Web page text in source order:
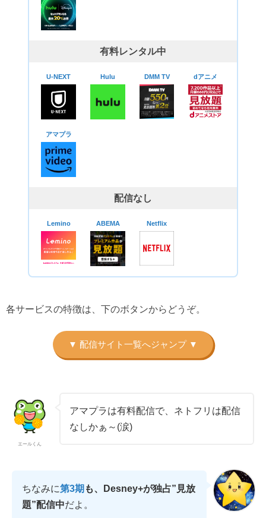
有料レンタル中
U-NEXT Hulu DMM TV dアニメ
アマプラ
配信なし
Lemino ABEMA Netflix
各サービスの特徴は、下のボタンからどうぞ。
エールくん
アマプラは有料配信で、ネトフリは配信
なしかぁ～(涙)
ちなみに第3期 も、Desney+が独占”見放
題”配信中だよ。